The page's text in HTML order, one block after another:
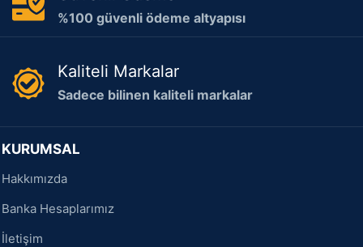
%100 güvenli ödeme altyapısı
Kaliteli Markalar
Sadece bilinen kaliteli markalar
KURUMSAL
Hakkımızda
Banka Hesaplarımız
İletişim